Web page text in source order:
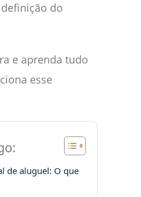
do
e aprenda tudo
esse
de aluguel: O que